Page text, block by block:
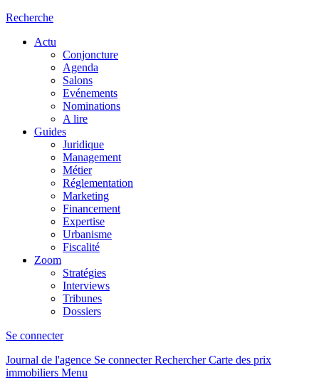
Recherche
Actu
Conjoncture
Agenda
Salons
Evénements
Nominations
A lire
Guides
Juridique
Management
Métier
Réglementation
Marketing
Financement
Expertise
Urbanisme
Fiscalité
Zoom
Stratégies
Interviews
Tribunes
Dossiers
Se connecter
Journal de l'agence Se connecterRechercher Carte des prix
immobiliers Menu